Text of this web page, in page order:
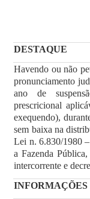
DESTAQUE
Havendo ou não
pronunciamento
ano de
prescricional
exequendo),
sem baixa na
Lei n. 6.830/1980
a Fazenda
intercorrente e